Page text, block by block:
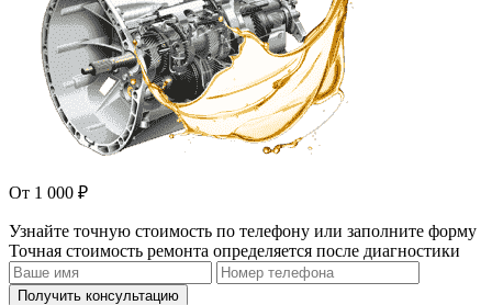
От 1 000 ₽
Узнайте точную стоимость по телефону или заполните форму
Точная стоимость ремонта определяется после диагностики
Получить консультацию